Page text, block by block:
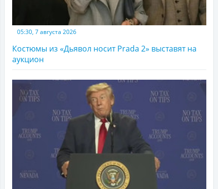
05:30, 7 августа 2026
Костюмы из «Дьявол носит Prada 2» выставят на
аукцион